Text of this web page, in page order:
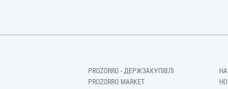
PROZORRO - ДЕРЖЗАКУПІВЛІ
PROZORRO MARKET